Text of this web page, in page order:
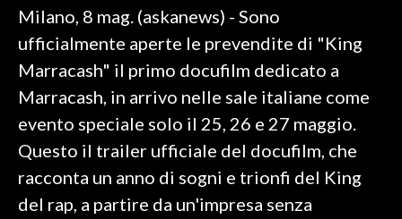
RISULTATI E CLASSIFICHE
CALCIO
CALCIO REGIONALE
BASKET
MOTORI
ALTRI SPORT
Milano, 8 mag. (askanews) - Sono
ufficialmente aperte le prevendite di "King
Marracash" il primo docufilm dedicato a
Marracash, in arrivo nelle sale italiane come
evento speciale solo il 25, 26 e 27 maggio.
Questo il trailer ufficiale del docufilm, che
racconta un anno di sogni e trionfi del King
del rap, a partire da un'impresa senza